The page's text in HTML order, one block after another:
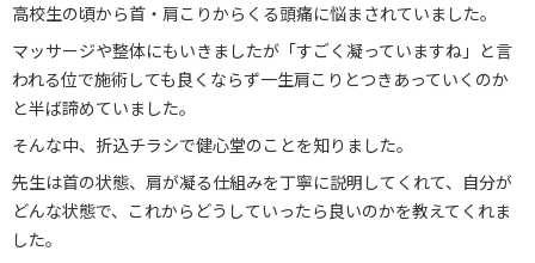
ブログ
お問い合わせ
高校生の頃から首・肩こりからくる頭痛に悩まされていました。
マッサージや整体にもいきましたが「すごく凝っていますね」と言
われる位で施術しても良くならず一生肩こりとつきあっていくのか
と半ば諦めていました。
そんな中、折込チラシで健心堂のことを知りました。
先生は首の状態、肩が凝る仕組みを丁寧に説明してくれて、自分が
どんな状態で、これからどうしていったら良いのかを教えてくれま
した。